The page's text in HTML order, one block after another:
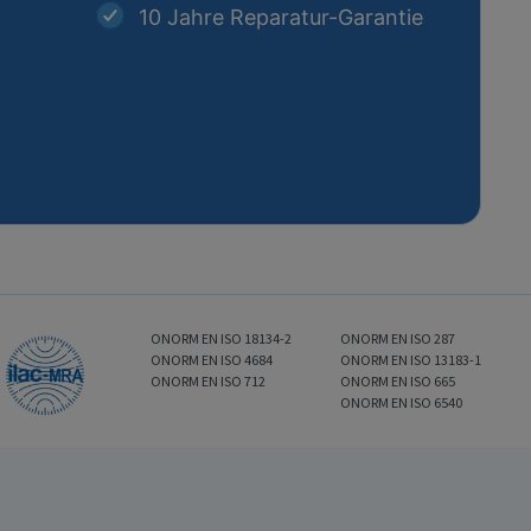
10 Jahre Reparatur-Garantie
ONORM EN ISO 18134-2
ONORM EN ISO 4684
ONORM EN ISO 712
ONORM EN ISO 287
ONORM EN ISO 13183-1
ONORM EN ISO 665
ONORM EN ISO 6540